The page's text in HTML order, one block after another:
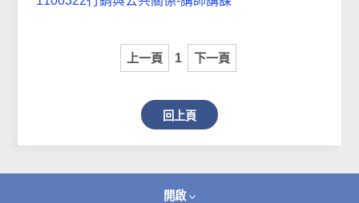
上一頁 1 下一頁
回上頁
開啟